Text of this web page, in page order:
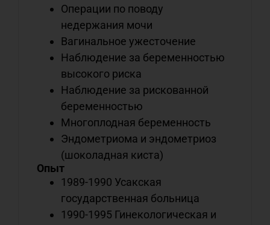
Операции по поводу
недержания мочи
Вагинальное ужесточение
Наблюдение за беременностью
высокого риска
Наблюдение за рискованной
беременностью
Многоплодная беременность
Эндометриома и эндометриоз
(шоколадная киста)
Опыт
1989-1990 Усакская
государственная больница
1990-1995 Гинекологическая и